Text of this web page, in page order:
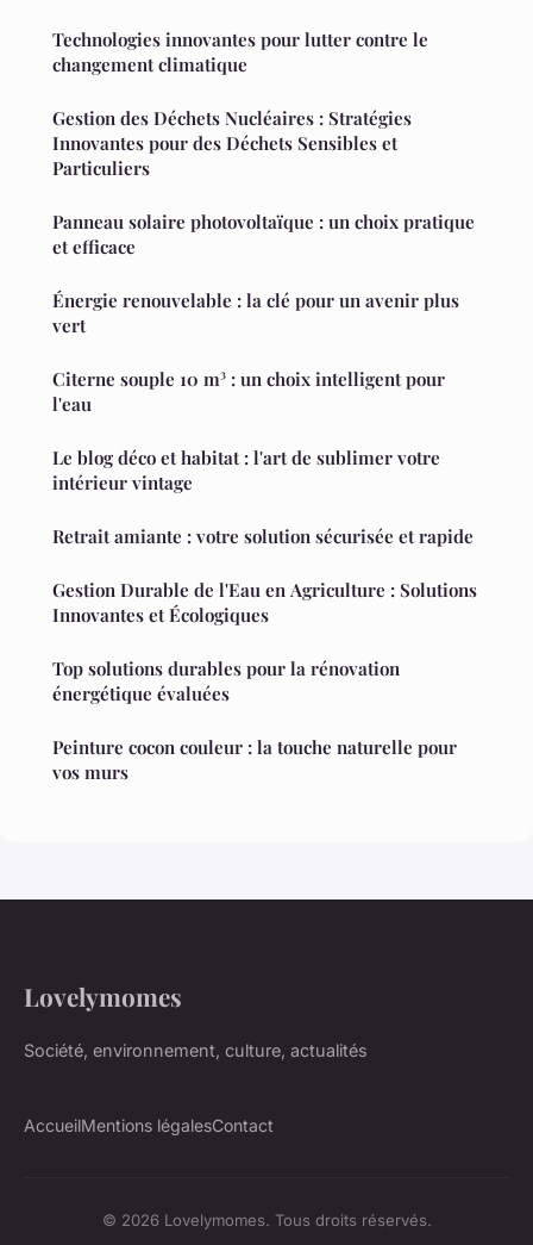
Technologies innovantes pour lutter contre le
changement climatique
Gestion des Déchets Nucléaires : Stratégies
Innovantes pour des Déchets Sensibles et
Particuliers
Panneau solaire photovoltaïque : un choix pratique
et efficace
Énergie renouvelable : la clé pour un avenir plus
vert
Citerne souple 10 m³ : un choix intelligent pour
l'eau
Le blog déco et habitat : l'art de sublimer votre
intérieur vintage
Retrait amiante : votre solution sécurisée et rapide
Gestion Durable de l'Eau en Agriculture : Solutions
Innovantes et Écologiques
Top solutions durables pour la rénovation
énergétique évaluées
Peinture cocon couleur : la touche naturelle pour
vos murs
Lovelymomes
Société, environnement, culture, actualités
AccueilMentions légalesContact
© 2026 Lovelymomes. Tous droits réservés.